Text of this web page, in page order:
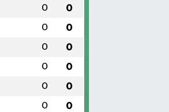
0 0
0 0
0 0
0 0
0 0
0 0